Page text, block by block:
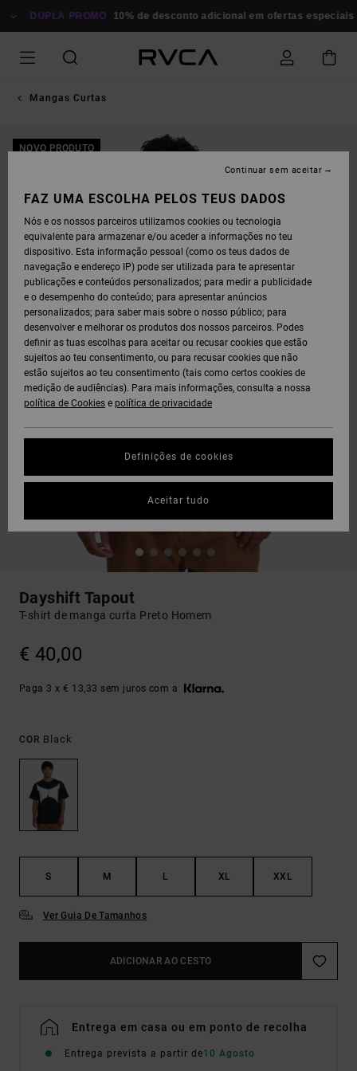
PARA
DUPLA PROMO 10% de desconto adicional em ofertas especiais
Mangas Curtas
NOVO PRODUTO
Dayshift Tapout
T-shirt de manga curta Preto Homem
€ 40,00
Paga 3 x € 13,33 sem juros com a
COR Black
S M L XL XXL
Ver Guia De Tamanhos
ADICIONAR AO CESTO
Entrega em casa ou em ponto de recolha
Entrega prevista a partir de10 Agosto
FAZ UMA ESCOLHA PELOS TEUS DADOS
Nós e os nossos parceiros utilizamos cookies ou tecnologia
equivalente para armazenar e/ou aceder a informações no teu
dispositivo. Esta informação pessoal (como os teus dados de
navegação e endereço IP) pode ser utilizada para te apresentar
publicações e conteúdos personalizados; para medir a publicidade
e o desempenho do conteúdo; para apresentar anúncios
personalizados; para saber mais sobre o nosso público; para
desenvolver e melhorar os produtos dos nossos parceiros. Podes
definir as tuas escolhas para aceitar ou recusar cookies que estão
sujeitos ao teu consentimento, ou para recusar cookies que não
estão sujeitos ao teu consentimento (tais como certos cookies de
medição de audiências). Para mais informações, consulta a nossa
política de Cookies e política de privacidade
Definições de cookies
Continuar sem aceitar
Aceitar tudo